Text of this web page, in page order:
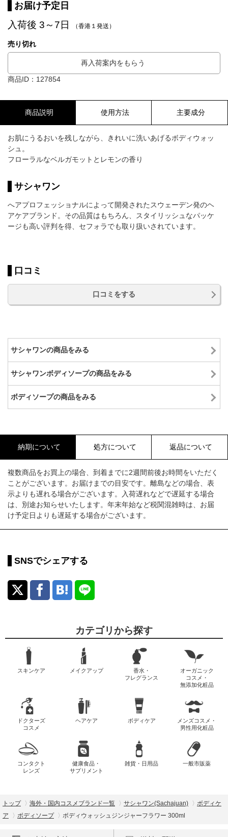
お届け予定日
入荷後 3～7日 （香港１発送）
売り切れ
再入荷案内をもらう
商品ID：127854
商品説明 使用方法 主要成分
お肌にうるおいを残しながら、きれいに洗いあげるボディウォッ
シュ。
フローラルなベルガモットとレモンの香り
サシャワン
へアプロフェッショナルによって開発されたスウェーデン発のヘ
アケアブランド。その品質はもちろん、スタイリッシュなパッケ
ージも高い評判を得、セフォラでも取り扱いされています。
口コミ
口コミをする
サシャワンの商品をみる
サシャワンボディソープの商品をみる
ボディソープの商品をみる
納期について 処方について 返品について
複数商品をお買上の場合、到着までに2週間前後お時間をいただく
ことがございます。お届けまでの目安です。離島などの場合、表
示よりも遅れる場合がございます。入荷遅れなどで遅延する場合
は、別途お知らせいたします。年末年始など税関混雑時は、お届
け予定日よりも遅延する場合がございます。
SNSでシェアする
カテゴリから探す
スキンケア メイクアップ
香水・
フレグランス
オーガニック
コスメ・
無添加化粧品
ドクターズ
コスメ
ヘアケア ボディケア
メンズコスメ・
男性用化粧品
コンタクト
レンズ
健康食品・
サプリメント
雑貨・日用品 一般市販薬
トップ 海外・国内コスメブランド一覧 サシャワン(Sachajuan)
ボディケ
ア
ボディソープ ボディウォッシュジンジャーフラワー 300ml